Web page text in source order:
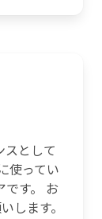
として
使ってい
です。 お
します。